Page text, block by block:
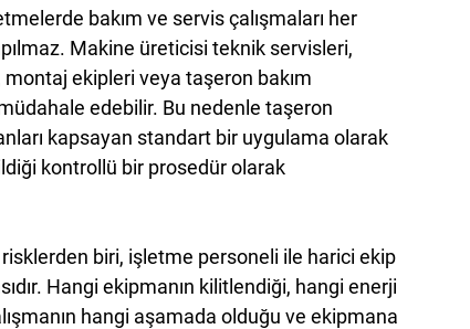
bakım ve servis çalışmaları her
Makine üreticisi teknik servisleri,
ekipleri veya taşeron bakım
edebilir. Bu nedenle taşeron
kapsayan standart bir uygulama olarak
kontrollü bir prosedür olarak
biri, işletme personeli ile harici ekip
Hangi ekipmanın kilitlendiği, hangi enerji
hangi aşamada olduğu ve ekipmana